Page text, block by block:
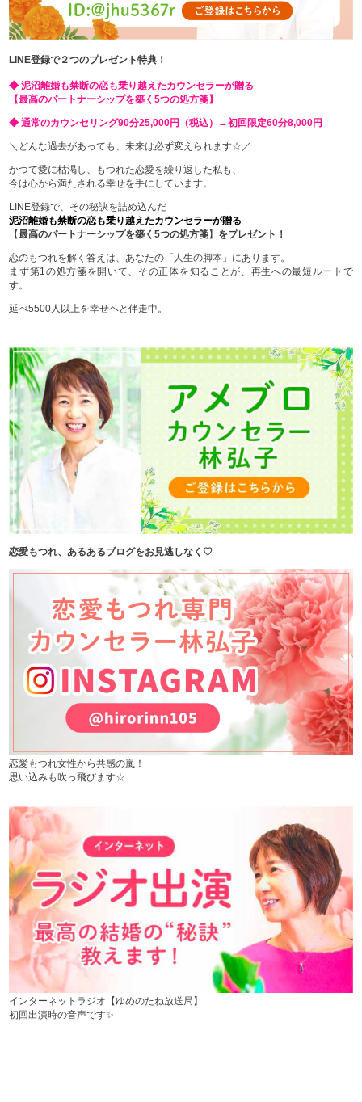
LINE登録で２つのプレゼント特典！
◆ 泥沼離婚も禁断の恋も乗り越えたカウンセラーが贈る
【最高のパートナーシップを築く5つの処方箋】
◆ 通常のカウンセリング90分25,000円（税込）→初回限定60分8,000円
＼どんな過去があっても、未来は必ず変えられます☆／
かつて愛に枯渇し、もつれた恋愛を繰り返した私も、
今は心から満たされる幸せを手にしています。
LINE登録で、その秘訣を詰め込んだ
泥沼離婚も禁断の恋も乗り越えたカウンセラーが贈る
【最高のパートナーシップを築く5つの処方箋】 をプレゼント！
恋のもつれを解く答えは、あなたの「人生の脚本」にあります。
まず第1の処方箋を開いて、その正体を知ることが、再生への最短ルートで
す。
延べ5500人以上を幸せヘと伴走中。
恋愛もつれ、あるあるブログをお見逃しなく♡
恋愛もつれ女性から共感の嵐！
思い込みも吹っ飛びます☆
インターネットラジオ【ゆめのたね放送局】
初回出演時の音声です✨